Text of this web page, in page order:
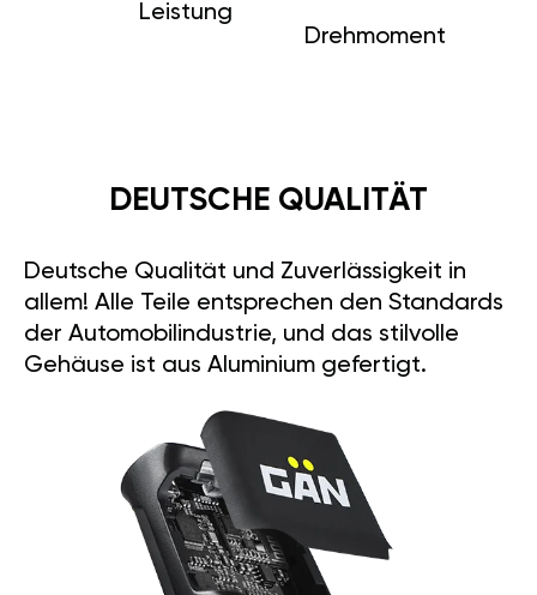
Leistung
Drehmoment
DEUTSCHE QUALITÄT
Deutsche Qualität und Zuverlässigkeit in
allem! Alle Teile entsprechen den Standards
der Automobilindustrie, und das stilvolle
Gehäuse ist aus Aluminium gefertigt.